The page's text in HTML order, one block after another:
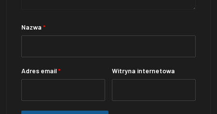
Nazwa*
Adres email* Witryna internetowa